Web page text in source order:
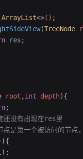
<>() ;
(TreeNode
res;
root ,int depth){
;
没有出现在res里
是第一个被访问的节点
);